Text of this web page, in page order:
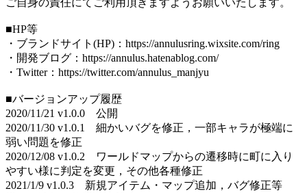
ご自身の責任にてご利用頂きますようお願いいたします。
■HP等
・ブランドサイト(HP)：https://annulusring.wixsite.com/ring
・開発ブログ：https://annulus.hatenablog.com/
・Twitter：https://twitter.com/annulus_manjyu
■バージョンアップ履歴
2020/11/21 v1.0.0 公開
2020/11/30 v1.0.1 細かいバグを修正，一部キャラが極端に
弱い問題を修正
2020/12/08 v1.0.2 ワールドマップからの遷移時に町に入り
やすい様に判定を変更，その他各種修正
2021/1/9 v1.0.3 新規アイテム・マップ追加，バグ修正等